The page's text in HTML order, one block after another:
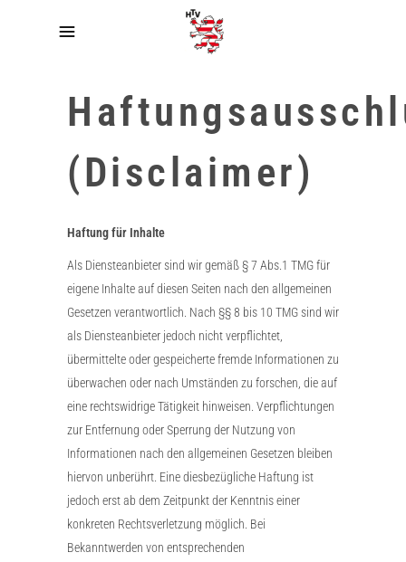
(Disclaimer)
Haftung für Inhalte
Als Diensteanbieter sind wir gemäß § 7 Abs.1 TMG für
eigene Inhalte auf diesen Seiten nach den allgemeinen
Gesetzen verantwortlich. Nach §§ 8 bis 10 TMG sind wir
als Diensteanbieter jedoch nicht verpflichtet,
übermittelte oder gespeicherte fremde Informationen zu
überwachen oder nach Umständen zu forschen, die auf
eine rechtswidrige Tätigkeit hinweisen. Verpflichtungen
zur Entfernung oder Sperrung der Nutzung von
Informationen nach den allgemeinen Gesetzen bleiben
hiervon unberührt. Eine diesbezügliche Haftung ist
jedoch erst ab dem Zeitpunkt der Kenntnis einer
konkreten Rechtsverletzung möglich. Bei
Bekanntwerden von entsprechenden